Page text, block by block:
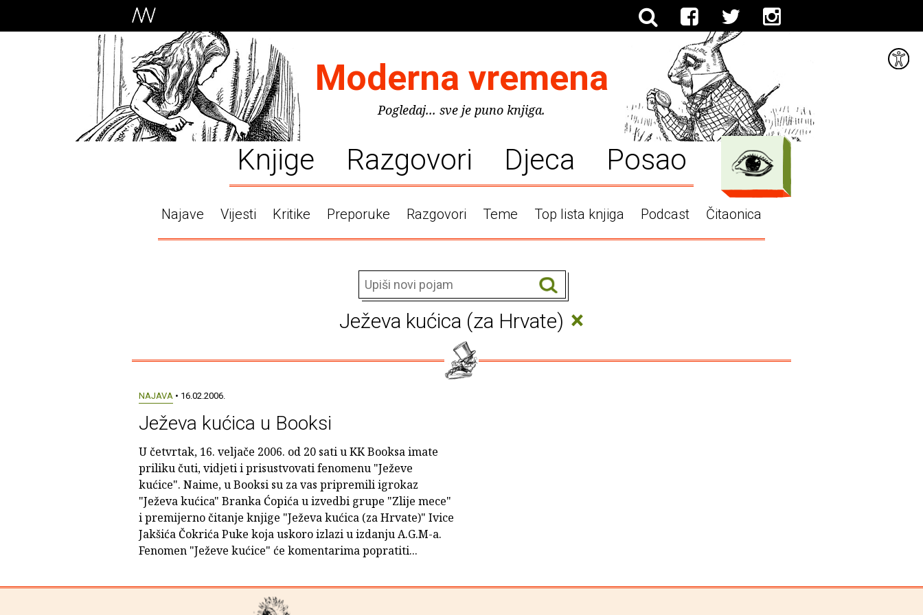
Moderna vremena
Pogledaj... sve je puno knjiga.
Knjige Razgovori Djeca Posao
Najave Vijesti Kritike Preporuke Razgovori Teme Top lista knjiga Podcast Čitaonica
Ježeva kućica (za Hrvate) ×
NAJAVA• 16.02.2006.
Ježeva kućica u Booksi
U četvrtak, 16. veljače 2006. od 20 sati u KK Booksa imate
priliku čuti, vidjeti i prisustvovati fenomenu "Ježeve
kućice". Naime, u Booksi su za vas pripremili igrokaz
"Ježeva kućica" Branka Ćopića u izvedbi grupe "Zlije mece"
i premijerno čitanje knjige "Ježeva kućica (za Hrvate)" Ivice
Jakšića Čokrića Puke koja uskoro izlazi u izdanju A.G.M-a.
Fenomen "Ježeve kućice" će komentarima popratiti...